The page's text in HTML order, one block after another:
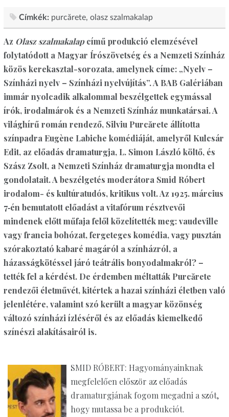
Címkék: purcărete olasz szalmakalap
Az Olasz szalmakalapcímű produkció elemzésével
folytatódott a Magyar Írószövetség és a Nemzeti Színház
közös kerekasztal-sorozata, amelynek címe: „Nyelv –
Színházi nyelv – Színházi nyelvújítás”. A BAB Galériában
immár nyolcadik alkalommal beszélgettek egymással
írók, irodalmárok és a Nemzeti Színház munkatársai. A
világhírű román rendező, Silviu Purcărete állította
színpadra Eugène Labiche komédiáját, amelyről Kulcsár
Edit, az előadás dramaturgja, L. Simon László költő, és
Szász Zsolt, a Nemzeti Színház dramaturgja mondta el
gondolatait. A beszélgetés moderátora Smid Róbert
irodalom- és kultúratudós, kritikus volt. Az 1925. március
7‑én bemutatott előadást a vitafórum résztvevői
mindenek előtt műfaja felől közelítették meg: vaudeville
vagy francia bohózat, fergeteges komédia, vagy pusztán
szórakoztató kabaré magáról a színházról, a
házasságkötéssel járó teátrális bonyodalmakról? –
tették fel a kérdést. De érdemben méltatták Purcărete
rendezői életművét, kitértek a hazai színházi életben való
jelenlétére, valamint szó került a magyar közönség
változó színházi ízléséről és az előadás kiemelkedő
színészi alakításairól is.
SMID RÓBERT: Hagyományainknak
megfelelően először az előadás
dramaturgjának fogom megadni a szót,
hogy mutassa be a produkciót.